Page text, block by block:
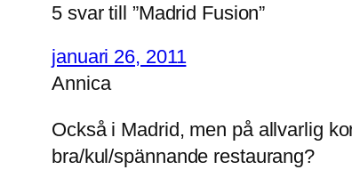
5 svar till ”Madrid Fusion”
januari 26, 2011
Annica
Också i Madrid, men på allvarlig
bra/kul/spännande restaurang?